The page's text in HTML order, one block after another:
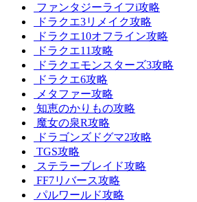
ファンタジーライフi攻略
ドラクエ3リメイク攻略
ドラクエ10オフライン攻略
ドラクエ11攻略
ドラクエモンスターズ3攻略
ドラクエ6攻略
メタファー攻略
知恵のかりもの攻略
魔女の泉R攻略
ドラゴンズドグマ2攻略
TGS攻略
ステラーブレイド攻略
FF7リバース攻略
パルワールド攻略